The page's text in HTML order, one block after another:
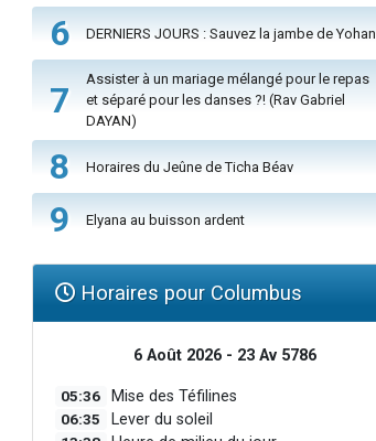
6 DERNIERS JOURS : Sauvez la jambe de Yohan
7
Assister à un mariage mélangé pour le repas
et séparé pour les danses ?! (Rav Gabriel
DAYAN)
8 Horaires du Jeûne de Ticha Béav
9 Elyana au buisson ardent
Horaires pour Columbus
6 Août 2026 - 23 Av 5786
05:36 Mise des Téfilines
06:35 Lever du soleil